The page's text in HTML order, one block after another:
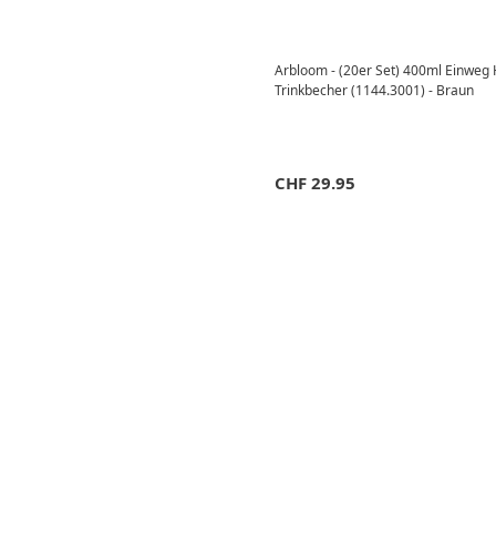
Arbloom - (20er Set) 400ml Einweg
Trinkbecher (1144.3001) - Braun
CHF 29.95